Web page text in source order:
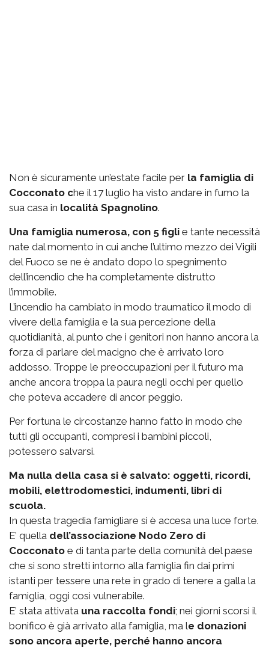
Non è sicuramente un’estate facile per la famiglia di
Cocconato che il 17 luglio ha visto andare in fumo la
sua casa in località Spagnolino.
Una famiglia numerosa, con 5 figli e tante necessità
nate dal momento in cui anche l’ultimo mezzo dei Vigili
del Fuoco se ne è andato dopo lo spegnimento
dell’incendio che ha completamente distrutto
l’immobile.
L’incendio ha cambiato in modo traumatico il modo di
vivere della famiglia e la sua percezione della
quotidianità, al punto che i genitori non hanno ancora la
forza di parlare del macigno che è arrivato loro
addosso. Troppe le preoccupazioni per il futuro ma
anche ancora troppa la paura negli occhi per quello
che poteva accadere di ancor peggio.
Per fortuna le circostanze hanno fatto in modo che
tutti gli occupanti, compresi i bambini piccoli,
potessero salvarsi.
Ma nulla della casa si è salvato: oggetti, ricordi,
mobili, elettrodomestici, indumenti, libri di
scuola.
In questa tragedia famigliare si è accesa una luce forte.
E’ quella dell’associazione Nodo Zero di
Cocconato e di tanta parte della comunità del paese
che si sono stretti intorno alla famiglia fin dai primi
istanti per tessere una rete in grado di tenere a galla la
famiglia, oggi così vulnerabile.
E’ stata attivata una raccolta fondi; nei giorni scorsi il
bonifico è già arrivato alla famiglia, ma le donazioni
sono ancora aperte, perché hanno ancora